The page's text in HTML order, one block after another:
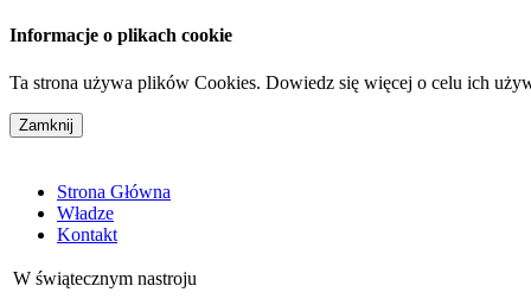
Informacje o plikach cookie
Ta strona używa plików Cookies. Dowiedz się więcej o celu ich
Strona Główna
Władze
Kontakt
W świątecznym nastroju